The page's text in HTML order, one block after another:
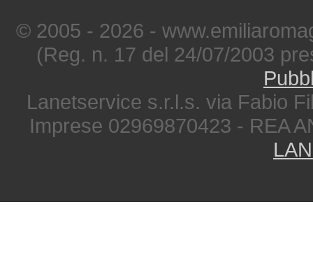
© 2005 - 2026 -
(Reg. n. 17 del 24/07/2003
Lanetservice s.r.l.s. via Fabio
Imprese 02969870423 - REA